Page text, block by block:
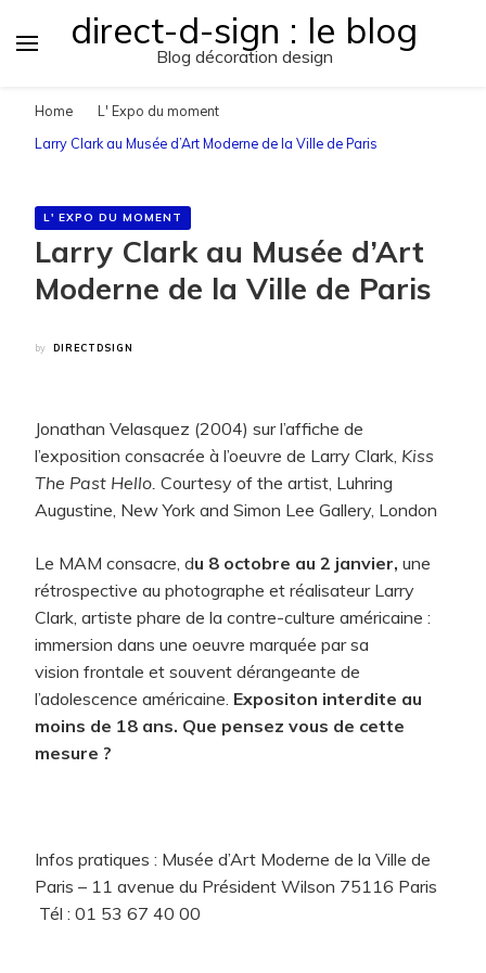
direct-d-sign : le blog
Blog décoration design
Home
L' Expo du moment
Larry Clark au Musée d’Art Moderne de la Ville de Paris
L' EXPO DU MOMENT
Larry Clark au Musée d’Art
Moderne de la Ville de Paris
by DIRECTDSIGN
Jonathan Velasquez (2004) sur l’affiche de
l’exposition consacrée à l’oeuvre de Larry Clark, Kiss
The Past Hello. Courtesy of the artist, Luhring
Augustine, New York and Simon Lee Gallery, London
Le MAM consacre, du 8 octobre au 2 janvier, une
rétrospective au photographe et réalisateur Larry
Clark, artiste phare de la contre-culture américaine :
immersion dans une oeuvre marquée par sa
vision frontale et souvent dérangeante de
l’adolescence américaine. Expositon interdite au
moins de 18 ans. Que pensez vous de cette
mesure ?
Infos pratiques : Musée d’Art Moderne de la Ville de
Paris – 11 avenue du Président Wilson 75116 Paris
Tél : 01 53 67 40 00